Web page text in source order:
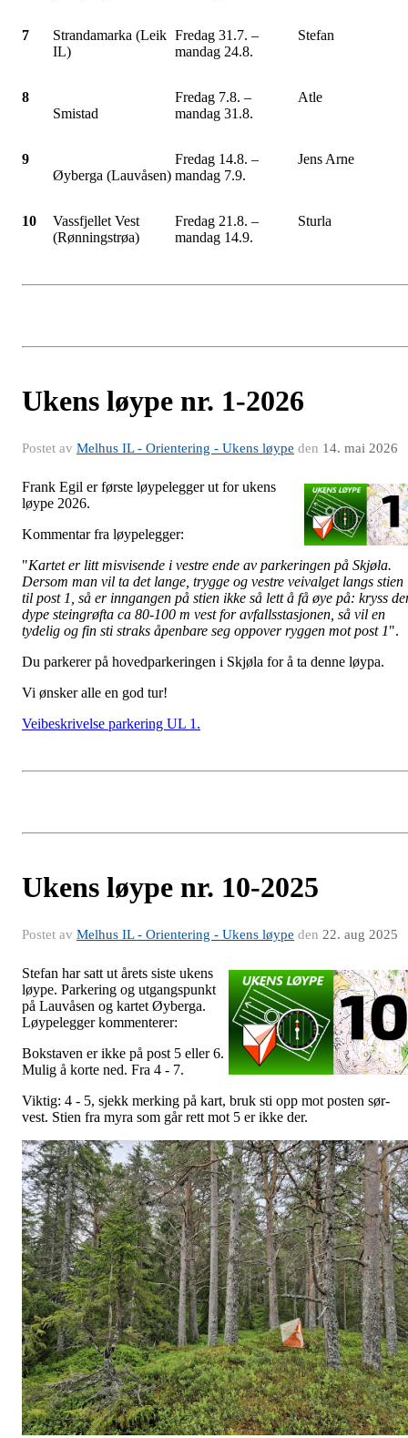
7
Strandamarka (Leik
IL)
Fredag 31.7. –
mandag 24.8.
Stefan
8
Smistad
Fredag 7.8. –
mandag 31.8.
Atle
9
Øyberga (Lauvåsen)
Fredag 14.8. –
mandag 7.9.
Jens Arne
10
Vassfjellet Vest
(Rønningstrøa)
Fredag 21.8. –
mandag 14.9.
Sturla
Ukens løype nr. 1-2026
Postet av Melhus IL - Orientering - Ukens løype den 14. mai 2026
Frank Egil er første løypelegger ut for ukens
løype 2026.
Kommentar fra løypelegger:
"Kartet er litt misvisende i vestre ende av parkeringen på Skjøla.
Dersom man vil ta det lange, trygge og vestre veivalget langs stien
til post 1, så er inngangen på stien ikke så lett å få øye på: kryss
dype steingrøfta ca 80-100 m vest for avfallsstasjonen, så vil en
tydelig og fin sti straks åpenbare seg oppover ryggen mot post 1".
Du parkerer på hovedparkeringen i Skjøla for å ta denne løypa.
Vi ønsker alle en god tur!
Veibeskrivelse parkering UL 1.
Ukens løype nr. 10-2025
Postet av Melhus IL - Orientering - Ukens løype den 22. aug 2025
Stefan har satt ut årets siste ukens
løype. Parkering og utgangspunkt
på Lauvåsen og kartet Øyberga.
Løypelegger kommenterer:
Bokstaven er ikke på post 5 eller 6.
Mulig å korte ned. Fra 4 - 7.
Viktig: 4 - 5, sjekk merking på kart, bruk sti opp mot posten sør-
vest. Stien fra myra som går rett mot 5 er ikke der.